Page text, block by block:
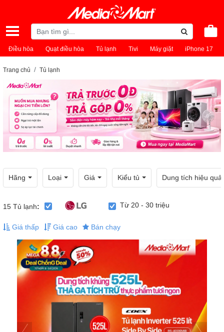
Điều hòa Quạt điều hòa Tủ lạnh Tivi Máy giặt iPhone 17
Trang chủ Tủ lạnh
Hãng Loại Giá Kiểu tủ Dung tích hiệu quả
15 Tủ lạnh: Từ 20 - 30 triệu
Giá thấp Giá cao Bán chạy